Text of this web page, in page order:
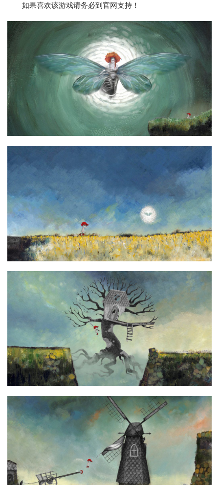
如果喜欢该游戏请务必到官网支持！